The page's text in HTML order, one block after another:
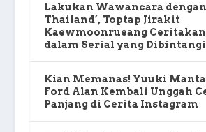
Lakukan Wawancara dengan
Thailand’, Toptap Jirakit
Kaewmoonrueang
dalam Serial yang
Kian Memanas! Yuuki
Ford Alan Kembali Unggah
Panjang di Cerita Instagram